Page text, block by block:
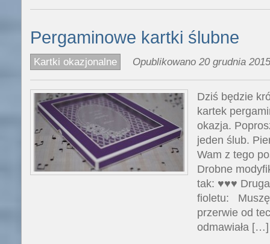
Pergaminowe kartki ślubne
Kartki okazjonalne Opublikowano 20 grudnia
Dziś będzie
kartek
okazja.
jeden ślub.
Wam z tego
Drobne
tak: ♥♥♥
fioletu: Muszę
przerwie od
odmawiała […]